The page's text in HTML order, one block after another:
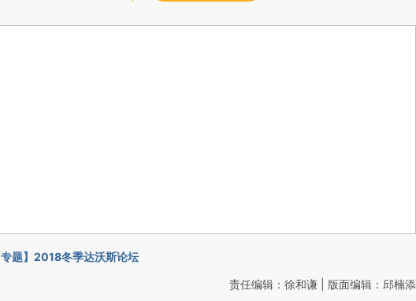
专题】2018冬季达沃斯论坛
责任编辑：徐和谦 | 版面编辑：邱楠添